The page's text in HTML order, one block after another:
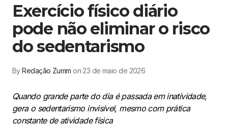
Exercício físico diário
pode não eliminar o risco
do sedentarismo
ByRedação Zumm on 23 de maio de 2026
Quando grande parte do dia é passada em inatividade,
gera o sedentarismo invisível, mesmo com prática
constante de atividade física